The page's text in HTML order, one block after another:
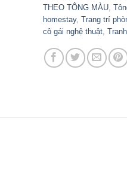
THEO TÔNG MÀU
homestay, Trang trí
cô gái nghệ thuật